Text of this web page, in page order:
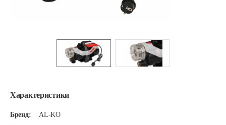
Характеристики
Бренд:
AL-KO